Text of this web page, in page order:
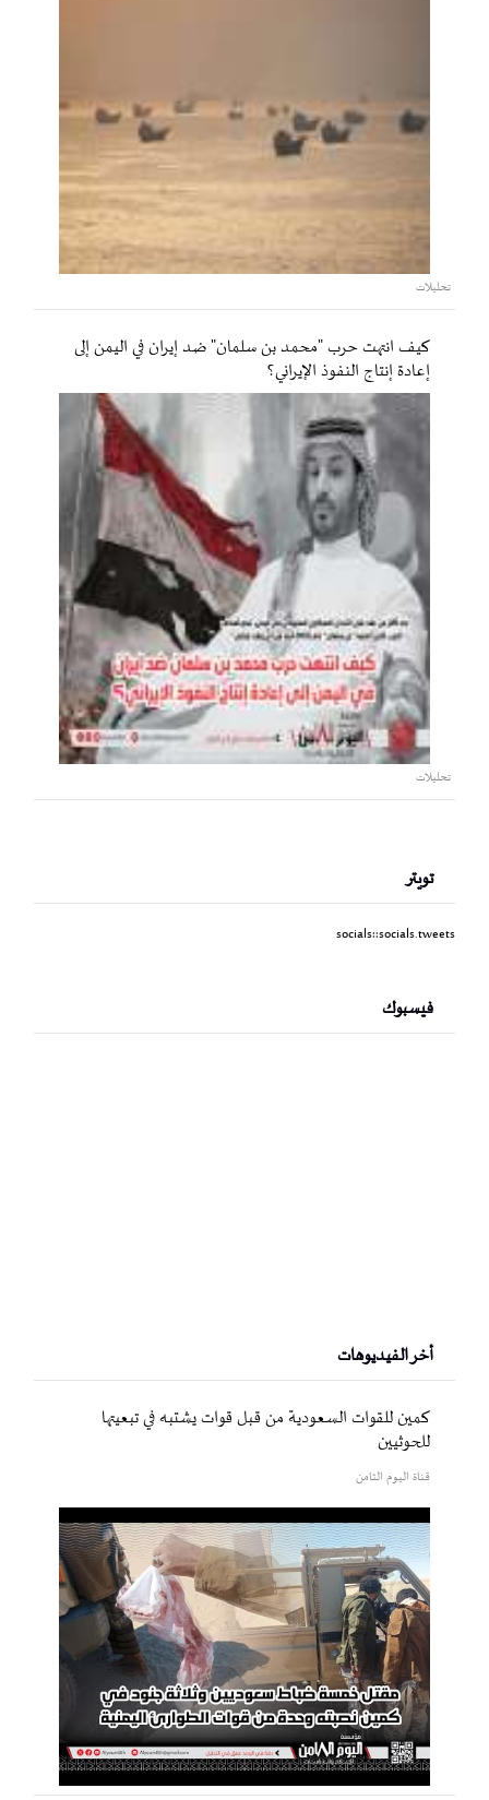
تحليلات
كيف انتهت حرب "محمد بن سلمان" ضد إيران في اليمن إلى
إعادة إنتاج النفوذ الإيراني؟
تحليلات
تويتر
socials::socials.tweets
فيسبوك
أخر الفيديوهات
كمين للقوات السعودية من قبل قوات يشتبه في تبعيتها
للحوثيين
قناة اليوم الثامن